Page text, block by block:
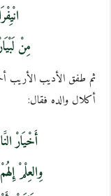
مِنْ
ثم طفق الأديب الأريب
أكلال والده فقال:
أَخْيَارْ
وِالعِلْمْ